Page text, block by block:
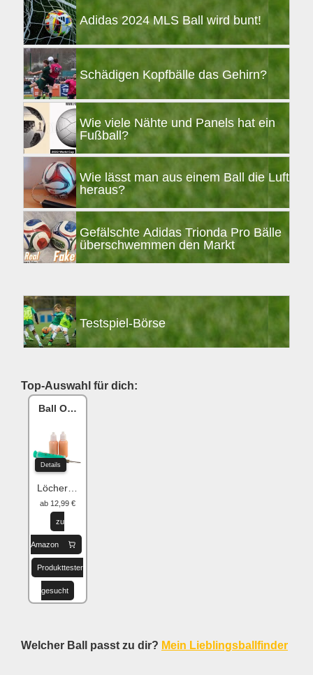
Adidas 2024 MLS Ball wird bunt!
Schädigen Kopfbälle das Gehirn?
Wie viele Nähte und Panels hat ein
Fußball?
Wie lässt man aus einem Ball die Luft
heraus?
Gefälschte Adidas Trionda Pro Bälle
überschwemmen den Markt
Testspiel-Börse
Top-Auswahl für dich:
Ball One Reparaturset
Details
Löcher flicken
ab 12,99 €
zu
Amazon
Produkttester
gesucht
Welcher Ball passt zu dir? Mein Lieblingsballfinder